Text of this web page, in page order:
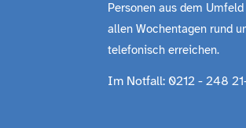
Personen aus dem
allen Wochentagen rund
telefonisch erreichen.
Im Notfall: 0212 - 248